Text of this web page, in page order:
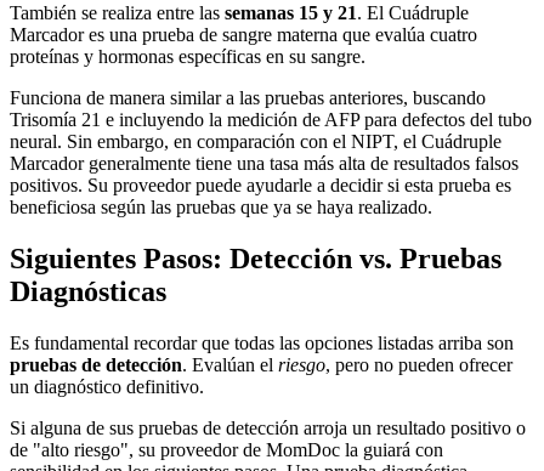
También se realiza entre las semanas 15 y 21. El Cuádruple
Marcador es una prueba de sangre materna que evalúa cuatro
proteínas y hormonas específicas en su sangre.
Funciona de manera similar a las pruebas anteriores, buscando
Trisomía 21 e incluyendo la medición de AFP para defectos del tubo
neural. Sin embargo, en comparación con el NIPT, el Cuádruple
Marcador generalmente tiene una tasa más alta de resultados falsos
positivos. Su proveedor puede ayudarle a decidir si esta prueba es
beneficiosa según las pruebas que ya se haya realizado.
Siguientes Pasos: Detección vs. Pruebas
Diagnósticas
Es fundamental recordar que todas las opciones listadas arriba son
pruebas de detección. Evalúan el riesgo, pero no pueden ofrecer
un diagnóstico definitivo.
Si alguna de sus pruebas de detección arroja un resultado positivo o
de "alto riesgo", su proveedor de MomDoc la guiará con